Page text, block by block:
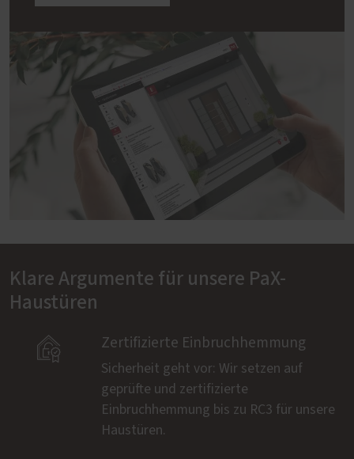
Klare Argumente für unsere PaX-
Haustüren
 Zertifizierte Einbruchhemmung
Sicherheit geht vor: Wir setzen auf
geprüfte und zertifizierte
Einbruchhemmung bis zu RC3 für unsere
Haustüren.